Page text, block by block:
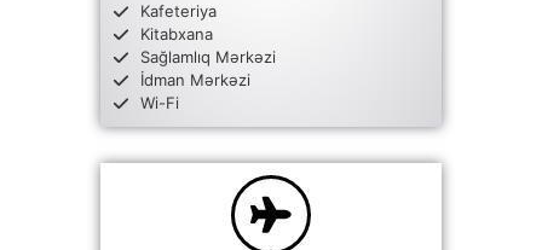
Kafeteriya
Kitabxana
Sağlamlıq Mərkəzi
İdman Mərkəzi
Wi-Fi